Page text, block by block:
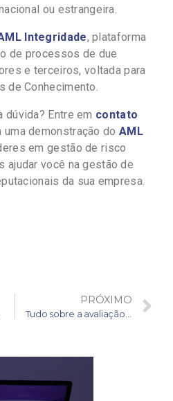
ou estrangeira.
Integridade, plataforma
de processos de due
e terceiros, voltada para
de Conhecimento.
dúvida? Entre em contato
demonstração do AML
em gestão de risco
ajudar você na gestão de
da sua empresa.
PRÓXIMO
Tudo sobre a avaliação do Brasil pelo GAFI/FATF